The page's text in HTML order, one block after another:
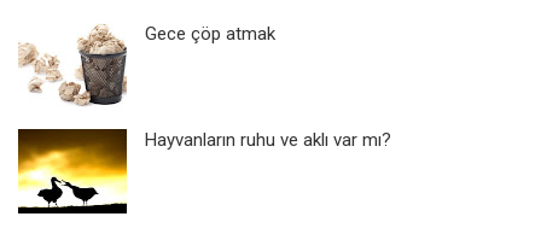
Gece çöp atmak
Hayvanların ruhu ve aklı var mı?